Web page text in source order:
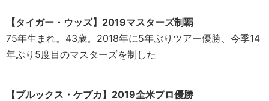
【タイガー・ウッズ】 2019マスターズ制覇
75年生まれ。43歳。2018年に5年ぶりツアー優勝、今季14
年ぶり5度目のマスターズを制した
【ブルックス・ケプカ】 2019全米プロ優勝